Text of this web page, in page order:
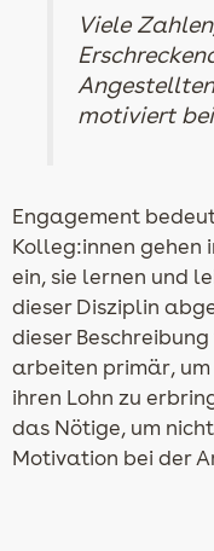
Viele
motiviert
Engagement
Kolleg:innen gehen
ein, sie lernen und
dieser Disziplin
dieser
arbeiten primär,
ihren Lohn zu
das Nötige, um
Motivation bei der